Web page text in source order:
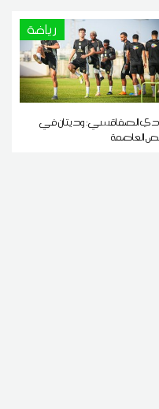
رياضة
الصفاقسي: وديتان في
العاصمة